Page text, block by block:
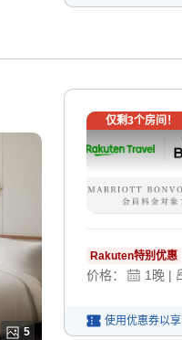
5
仅剩3个房间！
Rakuten特别优惠
价格： 1晚 |
使用优惠券以享